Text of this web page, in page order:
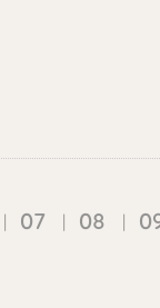
07 08